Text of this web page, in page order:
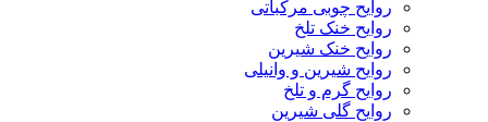
روایح چوبی مرکباتی
روایح خنک تلخ
روایح خنک شیرین
روایح شیرین و وانیلی
روایح گرم و تلخ
روایح گلی شیرین